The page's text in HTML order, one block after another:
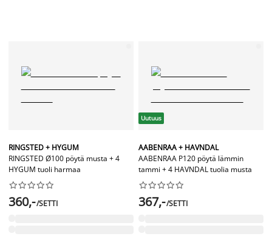
RINGSTED + HYGUM
RINGSTED Ø100 pöytä musta + 4
HYGUM tuoli harmaa






360,-/SETTI
Uutuus
AABENRAA + HAVNDAL
AABENRAA P120 pöytä lämmin
tammi + 4 HAVNDAL tuolia musta






367,-/SETTI